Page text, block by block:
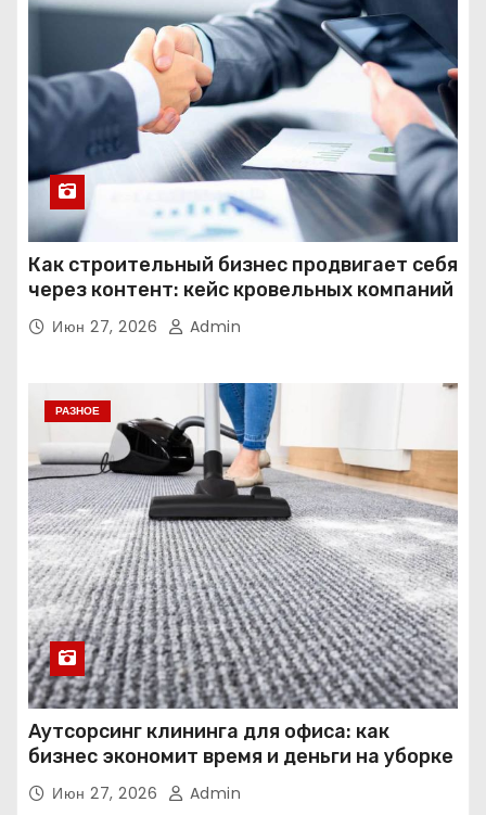
Как строительный бизнес продвигает себя
через контент: кейс кровельных компаний
Июн 27, 2026 Admin
РАЗНОЕ
Аутсорсинг клининга для офиса: как
бизнес экономит время и деньги на уборке
Июн 27, 2026 Admin